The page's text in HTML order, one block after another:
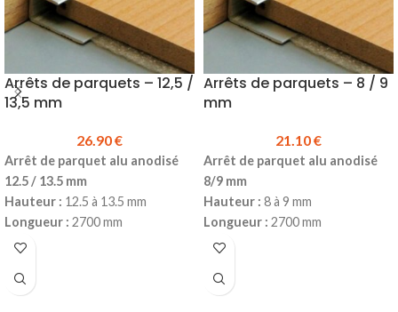
Arrêts de parquets – 12,5 /
13,5 mm
26.90€
Arrêt de parquet alu anodisé
12.5 / 13.5 mm
Hauteur : 12.5 à 13.5 mm
Longueur : 2700 mm
Produit en stock
Prix TTC à la longueur :
Arrêts de parquets – 8 / 9
mm
21.10€
Arrêt de parquet alu anodisé
8/9 mm
Hauteur : 8 à 9 mm
Longueur : 2700 mm
Produit en stock
Prix TTC à la longueur :